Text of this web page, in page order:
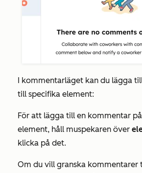
I kommentarläget kan du lägga
till specifika element:
För att lägga till en kommentar
element, håll muspekaren över
klicka på det.
Om du vill granska kommentarer